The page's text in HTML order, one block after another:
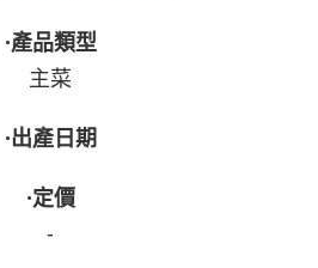
·產品類型
主菜
·出產日期
·定價
-